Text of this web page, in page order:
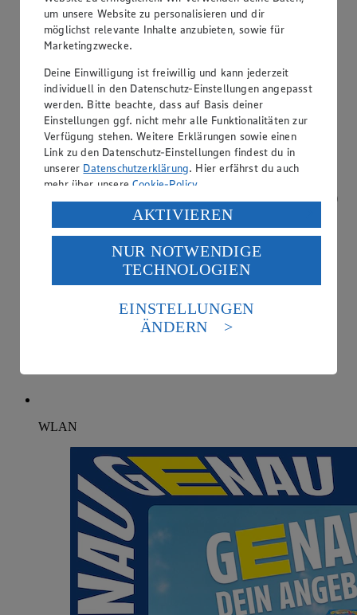
Kreditkarte akzeptiert
WLAN
um unsere Website zu personalisieren und dir
möglichst relevante Inhalte anzubieten, sowie für
Marketingzwecke.
Deine Einwilligung ist freiwillig und kann jederzeit
individuell in den Datenschutz-Einstellungen angepasst
werden. Bitte beachte, dass auf Basis deiner
Einstellungen ggf. nicht mehr alle Funktionalitäten zur
Verfügung stehen. Weitere Erklärungen sowie einen
Link zu den Datenschutz-Einstellungen findest du in
unserer Datenschutzerklärung. Hier erfährst du auch
mehr über unsereCookie-Policy.
Verarbeitung deiner personenbezogenen Daten in den
USA durch Facebook und YouTube:
Wenn du auf „Aktivieren“ klickst, willigst du im Sinne
des Art. 49 Abs. 1 Satz 1 lit. a) DSGVO ein, dass deine
Daten in den USA verarbeitet werden. Der EuGH sieht
die USA als Land mit einem nach europäischen
Standards nicht angemessenen Datenschutzniveau an.
Es besteht das Risiko eines Zugriffs durch US-
Informationen zum Herausgeber der Seite findest du
AKTIVIEREN
NUR NOTWENDIGE
TECHNOLOGIEN
EINSTELLUNGEN
ÄNDERN